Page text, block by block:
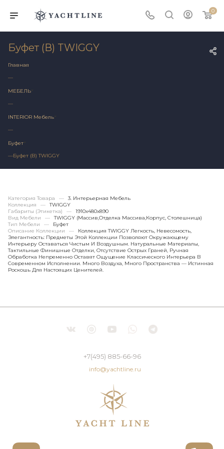
0
Буфет (В) TWIGGY
Главная
—
МЕБЕЛЬ
—
INTERIOR Мебель
—
Буфет
—Буфет (В) TWIGGY
Категория Товара —
3. Интерьерная Мебель
Коллекция
—
TWIGGY
Габариты (этикетка)
—
1910х480x890
Вид Мебели
—
TWIGGY (массив,отделка Массива,корпус, Столешница)
Тип Мебели
—
Буфет
Описание Коллекции
—
Коллекция TWIGGY Легкость, Невесомость,
Элегантность: Предметы Этой Коллекции Позволяют Окружающему
Интерьеру Оставаться Чистым И Воздушным. Натуральные Материалы,
Тактильные Финишные Отделки, Отсутствие Острых Граней, Ручная
Обработка Непременно Оставят Ощущение Классического Интерьера В
Современном Исполнении. Много Воздуха, Много Пространства — Истинная
Роскошь Для Настоящих Ценителей.
+7(495) 885-66-96
info@yachtline.ru